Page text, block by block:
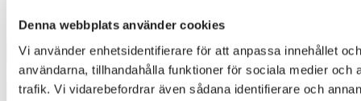
Denna webbplats använder cookies
Vi använder enhetsidentifierare för att anpassa innehållet
användarna, tillhandahålla funktioner för sociala medier och
trafik. Vi vidarebefordrar även sådana identifierare och
Designer Cathrine Ahlenius
3830